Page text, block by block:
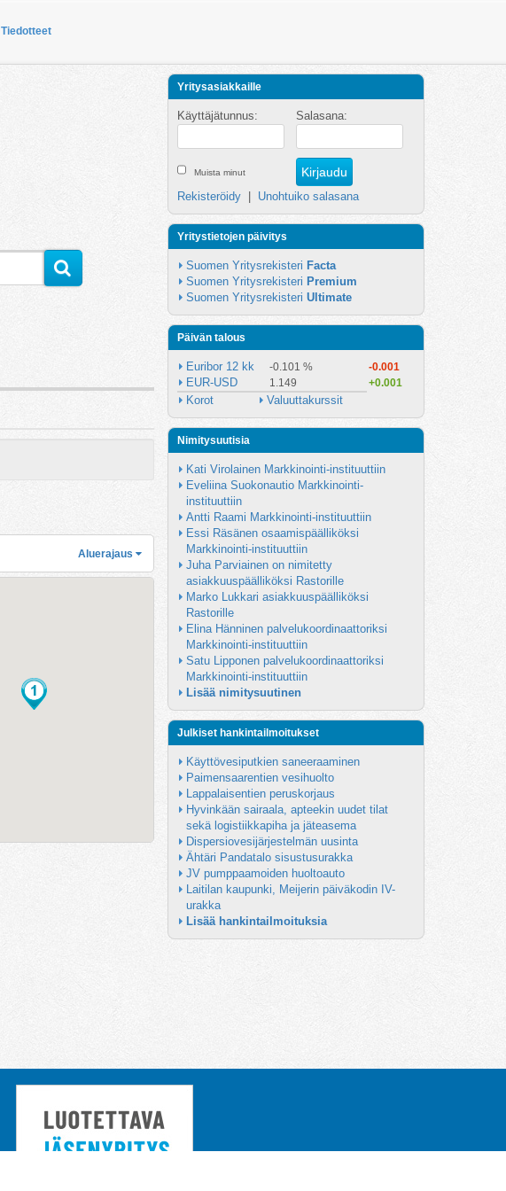
Tiedotteet
Aluerajaus
Yritysasiakkaille
Käyttäjätunnus: Salasana:
Muista minut
Rekisteröidy Unohtuiko salasana
Yritystietojen päivitys
Suomen Yritysrekisteri Facta
Suomen Yritysrekisteri Premium
Suomen Yritysrekisteri Ultimate
Päivän talous
Euribor 12 kk -0.101 % -0.001
EUR-USD 1.149 +0.001
Korot Valuuttakurssit
Nimitysuutisia
Kati Virolainen Markkinointi-instituuttiin
Eveliina Suokonautio Markkinointi-
instituuttiin
Antti Raami Markkinointi-instituuttiin
Essi Räsänen osaamispäälliköksi
Markkinointi-instituuttiin
Juha Parviainen on nimitetty
asiakkuuspäälliköksi Rastorille
Marko Lukkari asiakkuuspäälliköksi
Rastorille
Elina Hänninen palvelukoordinaattoriksi
Markkinointi-instituuttiin
Satu Lipponen palvelukoordinaattoriksi
Markkinointi-instituuttiin
Lisää nimitysuutinen
Julkiset hankintailmoitukset
Käyttövesiputkien saneeraaminen
Paimensaarentien vesihuolto
Lappalaisentien peruskorjaus
Hyvinkään sairaala, apteekin uudet tilat
sekä logistiikkapiha ja jäteasema
Dispersiovesijärjestelmän uusinta
Ähtäri Pandatalo sisustusurakka
JV pumppaamoiden huoltoauto
Laitilan kaupunki, Meijerin päiväkodin IV-
urakka
Lisää hankintailmoituksia